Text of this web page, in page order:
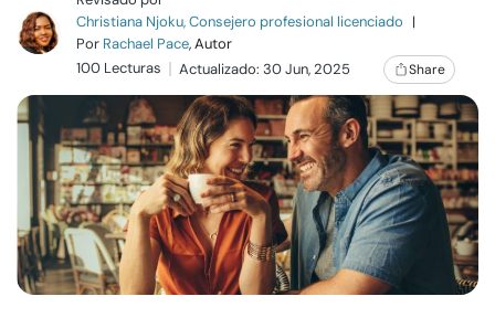
Relaciones
Familia
Ayuda
Cursos
Christiana Njoku, Consejero profesional licenciado |
Por Rachael Pace, Autor
100 Lecturas
Actualizado: 30 Jun, 2025 Share